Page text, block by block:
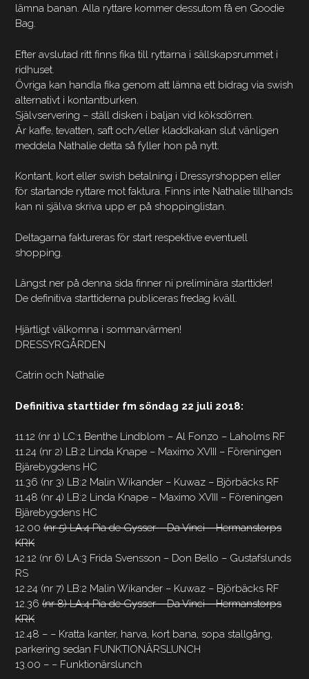
lämna banan. Alla ryttare kommer dessutom få en Goodie
Bag.
Efter avslutad ritt finns fika till ryttarna i sällskapsrummet i
ridhuset.
Övriga kan handla fika genom att lämna ett bidrag via swish
alternativt i kontantburken.
Självservering – ställ disken i baljan vid köksdörren.
Är kaffe, tevatten, saft och/eller kladdkakan slut vänligen
meddela Nathalie detta så fyller hon på nytt.
Kontant, kort eller swish betalning i Dressyrshoppen eller
för startande ryttare mot faktura. Finns inte Nathalie tillhands
kan ni själva skriva upp er på shoppinglistan.
Deltagarna faktureras för start respektive eventuell
shopping.
Längst ner på denna sida finner ni preliminära starttider!
De definitiva starttiderna publiceras fredag kväll.
Hjärtligt välkomna i sommarvärmen!
DRESSYRGÅRDEN
Catrin och Nathalie
Definitiva starttider fm söndag 22 juli 2018:
11.12 (nr 1) LC:1 Benthe Lindblom – Al Fonzo – Laholms RF
11.24 (nr 2) LB:2 Linda Knape – Maximo XVIII – Föreningen
Bjärebygdens HC
11.36 (nr 3) LB:2 Malin Wikander – Kuwaz – Björbäcks RF
11.48 (nr 4) LB:2 Linda Knape – Maximo XVIII – Föreningen
Bjärebygdens HC
12.00 (nr 5) LA:4 Pia de Gysser – Da Vinci – Hermanstorps
KRK
12.12 (nr 6) LA:3 Frida Svensson – Don Bello – Gustafslunds
RS
12.24 (nr 7) LB:2 Malin Wikander – Kuwaz – Björbäcks RF
12.36 (nr 8) LA:4 Pia de Gysser – Da Vinci – Hermanstorps
KRK
12.48 – – Kratta kanter, harva, kort bana, sopa stallgång,
parkering sedan FUNKTIONÄRSLUNCH
13.00 – – Funktionärslunch